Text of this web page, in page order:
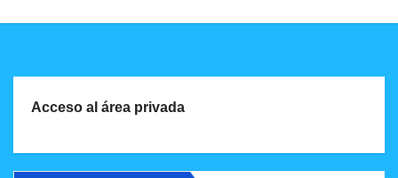
Acceso al área privada